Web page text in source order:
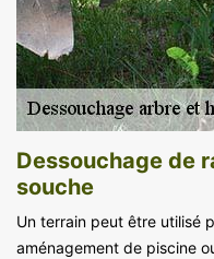
Dessouchage de
souche
Un terrain peut être utilisé
aménagement de piscine